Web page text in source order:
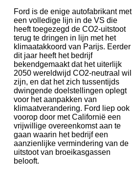
Ford is de enige autofabrikant met
een volledige lijn in de VS die
heeft toegezegd de CO2-uitstoot
terug te dringen in lijn met het
klimaatakkoord van Parijs. Eerder
dit jaar heeft het bedrijf
bekendgemaakt dat het uiterlijk
2050 wereldwijd CO2-neutraal wil
zijn, en dat het zich tussentijds
dwingende doelstellingen oplegt
voor het aanpakken van
klimaatverandering. Ford liep ook
voorop door met Californië een
vrijwillige overeenkomst aan te
gaan waarin het bedrijf een
aanzienlijke vermindering van de
uitstoot van broeikasgassen
belooft.